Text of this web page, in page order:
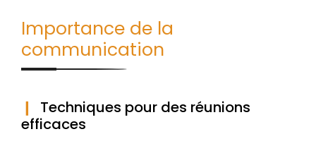
Importance de la
communication
Techniques pour des réunions
efficaces